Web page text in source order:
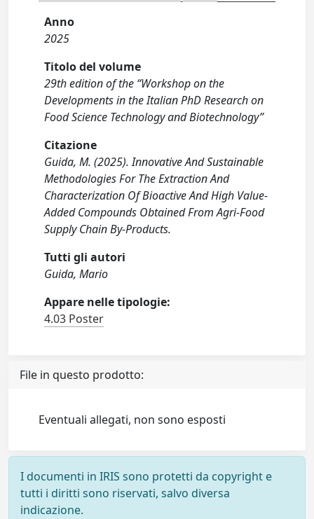
Anno
2025
Titolo del volume
29th edition of the “Workshop on the
Developments in the Italian PhD Research on
Food Science Technology and Biotechnology”
Citazione
Guida, M. (2025). Innovative And Sustainable
Methodologies For The Extraction And
Characterization Of Bioactive And High Value-
Added Compounds Obtained From Agri-Food
Supply Chain By-Products.
Tutti gli autori
Guida, Mario
Appare nelle tipologie:
4.03 Poster
File in questo prodotto:
Eventuali allegati, non sono esposti
I documenti in IRIS sono protetti da copyright e
tutti i diritti sono riservati, salvo diversa
indicazione.